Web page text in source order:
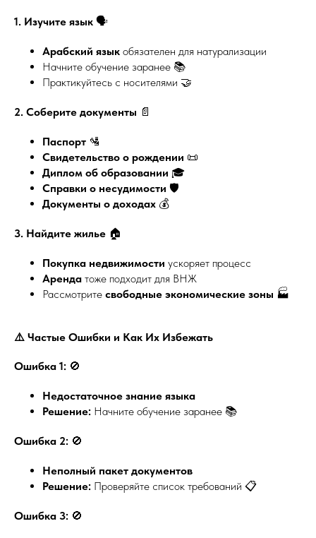
1. Изучите язык 🗣️
Арабский язык обязателен для натурализации
Начните обучение заранее 📚
Практикуйтесь с носителями 🤝
2. Соберите документы 📄
Паспорт 🛂
Свидетельство о рождении 📜
Диплом об образовании 🎓
Справки о несудимости 🛡️
Документы о доходах 💰
3. Найдите жилье 🏠
Покупка недвижимости ускоряет процесс
Аренда тоже подходит для ВНЖ
Рассмотрите свободные экономические зоны 🏭
⚠️ Частые Ошибки и Как Их Избежать
Ошибка 1: 🚫
Недостаточное знание языка
Решение: Начните обучение заранее 📚
Ошибка 2: 🚫
Неполный пакет документов
Решение: Проверяйте список требований 📋
Ошибка 3: 🚫